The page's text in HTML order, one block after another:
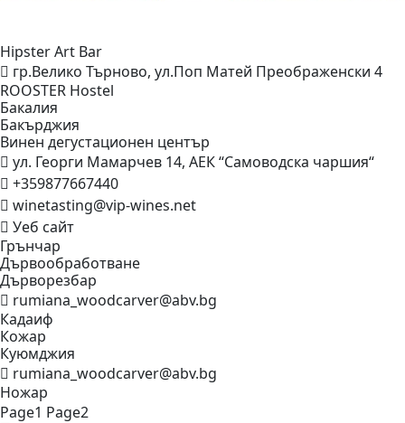
Hipster Art Bar
гр.Велико Търново, ул.Поп Матей Преображенски 4
ROOSTER Hostel
Бакалия
Бакърджия
Винен дегустационен център
ул. Георги Мамарчев 14, АЕК “Самоводска чаршия“
+359877667440
winetasting@vip-wines.net
Уеб сайт
Грънчар
Дървообработване
Дърворезбар
rumiana_woodcarver@abv.bg
Кадаиф
Кожар
Куюмджия
rumiana_woodcarver@abv.bg
Ножар
Page1 Page2